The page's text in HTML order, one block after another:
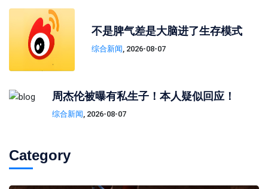
不是脾气差是大脑进了生存模式
综合新闻, 2026-08-07
周杰伦被曝有私生子！本人疑似回应！
综合新闻, 2026-08-07
Category